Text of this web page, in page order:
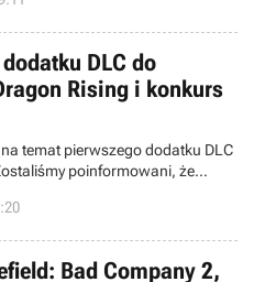
psychodela i mrok
DLC do
Rising i konkurs
temat pierwszego dodatku DLC
poinformowani, że
PC zostanie wydane już jutro
największe błędy i
Bad Company 2,